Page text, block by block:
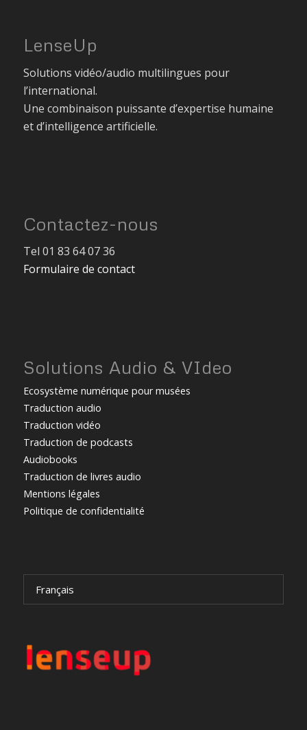
LenseUp
Solutions vidéo/audio multilingues pour
l’international.
Une combinaison puissante d’expertise humaine
et d’intelligence artificielle.
Contactez-nous
Tel 01 83 64 07 36
Formulaire de contact
Solutions Audio & VIdeo
Ecosystème numérique pour musées
Traduction audio
Traduction vidéo
Traduction de podcasts
Audiobooks
Traduction de livres audio
Mentions légales
Politique de confidentialité
Français